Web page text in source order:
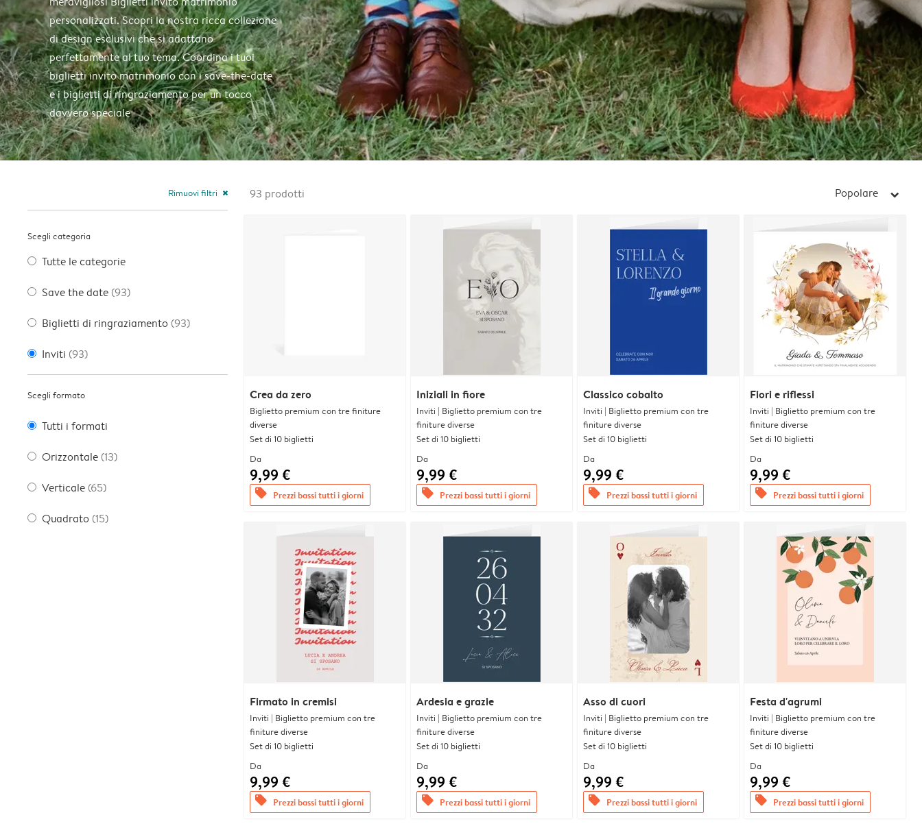
personalizzati. Scopri la nostra ricca collezione
di design esclusivi che si adattano
perfettamente al tuo tema. Coordina i tuoi
biglietti invito matrimonio con i save-the-date
e i biglietti di ringraziamento per un tocco
davvero speciale
Rimuovi filtri close
Scegli categoria
Tutte le categorie
Save the date (93)
Biglietti di ringraziamento (93)
Inviti (93)
Scegli formato
Tutti i formati
Orizzontale (13)
Verticale (65)
Quadrato (15)
93 prodotti Popolare arrow_right
Crea da zero
Biglietto premium con tre finiture
diverse
Set di 10 biglietti
Da
9,99 €
offers Prezzi bassi tutti i giorni
Iniziali in fiore
Inviti | Biglietto premium con tre
finiture diverse
Set di 10 biglietti
Da
9,99 €
offers Prezzi bassi tutti i giorni
Classico cobalto
Inviti | Biglietto premium con tre
finiture diverse
Set di 10 biglietti
Da
9,99 €
offers Prezzi bassi tutti i giorni
Fiori e riflessi
Inviti | Biglietto premium con tre
finiture diverse
Set di 10 biglietti
Da
9,99 €
offers Prezzi bassi tutti i giorni
Firmato in cremisi
Inviti | Biglietto premium con tre
finiture diverse
Set di 10 biglietti
Da
9,99 €
offers Prezzi bassi tutti i giorni
Ardesia e grazie
Inviti | Biglietto premium con tre
finiture diverse
Set di 10 biglietti
Da
9,99 €
offers Prezzi bassi tutti i giorni
Asso di cuori
Inviti | Biglietto premium con tre
finiture diverse
Set di 10 biglietti
Da
9,99 €
offers Prezzi bassi tutti i giorni
Festa d'agrumi
Inviti | Biglietto premium con tre
finiture diverse
Set di 10 biglietti
Da
9,99 €
offers Prezzi bassi tutti i giorni